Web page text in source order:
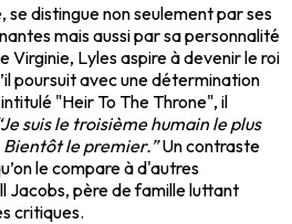
se distingue non seulement par ses
mais aussi par sa personnalité
Lyles aspire à devenir le roi
poursuit avec une détermination
"Heir To The Throne", il
suis le troisième humain le plus
le premier.”Un contraste
le compare à d'autres
Jacobs, père de famille luttant
critiques.